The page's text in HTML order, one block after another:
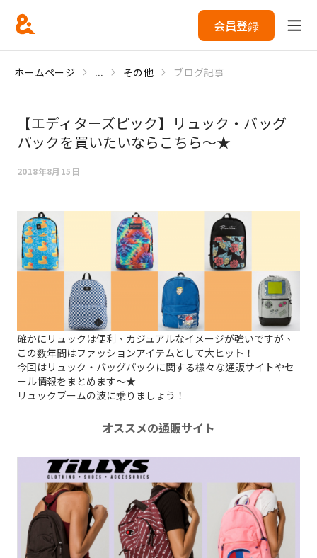
会員登録
ホームページ ... その他 ブログ記事
【エディターズピック】リュック・バッグ
パックを買いたいならこちら～★
2018年8月15日
確かにリュックは便利、カジュアルなイメージが強いですが、
この数年間はファッションアイテムとして大ヒット！
今回はリュック・バッグパックに関する様々な通販サイトやセ
ール情報をまとめます～★
リュックブームの波に乗りましょう！
オススメの通販サイト